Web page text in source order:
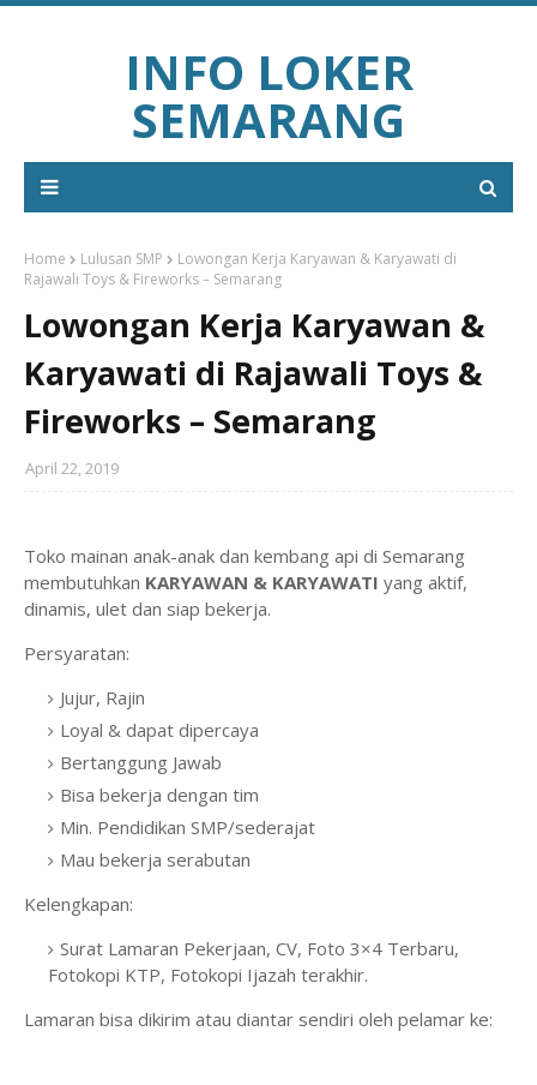
INFO LOKER
SEMARANG
Home Lulusan SMP
Lowongan Kerja Karyawan & Karyawati di
Rajawali Toys & Fireworks – Semarang
Lowongan Kerja Karyawan &
Karyawati di Rajawali Toys &
Fireworks – Semarang
April 22, 2019
Toko mainan anak-anak dan kembang api di Semarang
membutuhkan KARYAWAN & KARYAWATI yang aktif,
dinamis, ulet dan siap bekerja.
Persyaratan:
Jujur, Rajin
Loyal & dapat dipercaya
Bertanggung Jawab
Bisa bekerja dengan tim
Min. Pendidikan SMP/sederajat
Mau bekerja serabutan
Kelengkapan:
Surat Lamaran Pekerjaan, CV, Foto 3×4 Terbaru,
Fotokopi KTP, Fotokopi Ijazah terakhir.
Lamaran bisa dikirim atau diantar sendiri oleh pelamar ke: